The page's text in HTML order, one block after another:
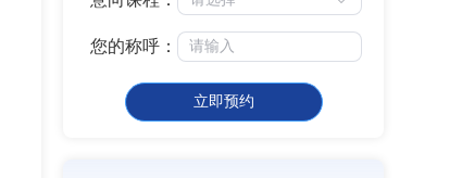
您的称呼：
立即预约